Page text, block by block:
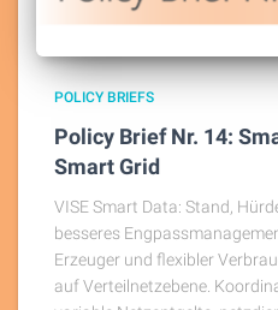
POLICY BRIEFS
Policy Brief Nr. 14:
Smart Grid
VISE Smart Data: Stand,
besseres
Erzeuger und flexibler
auf Verteilnetzebene.